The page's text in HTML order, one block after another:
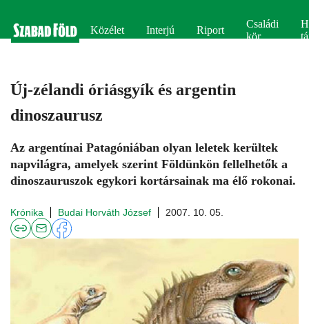
Közélet Interjú Riport
Családi
kör
Új-zélandi óriásgyík és argentin
dinoszaurusz
Az argentínai Patagóniában olyan leletek kerültek
napvilágra, amelyek szerint Földünkön fellelhetők a
dinoszauruszok egykori kortársainak ma élő rokonai.
Krónika Budai Horváth József 2007. 10. 05.